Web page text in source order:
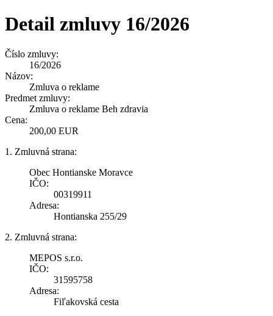
Detail zmluvy 16/2026
Číslo zmluvy:
16/2026
Názov:
Zmluva o reklame
Predmet zmluvy:
Zmluva o reklame Beh zdravia
Cena:
200,00 EUR
1. Zmluvná strana:
Obec Hontianske Moravce
IČO:
00319911
Adresa:
Hontianska 255/29
2. Zmluvná strana:
MEPOS s.r.o.
IČO:
31595758
Adresa:
Fiľakovská cesta